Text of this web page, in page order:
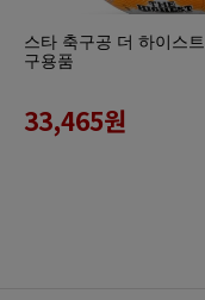
스타 축구공 더 하이스
구용품
33,465원